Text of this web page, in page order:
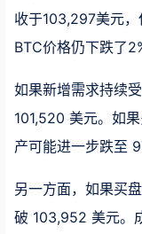
收于103,297美元
BTC价格仍下跌了
如果新增需求持续
101,520 美元。如
产可能进一步跌至
另一方面，如果买
破 103,952 美元。